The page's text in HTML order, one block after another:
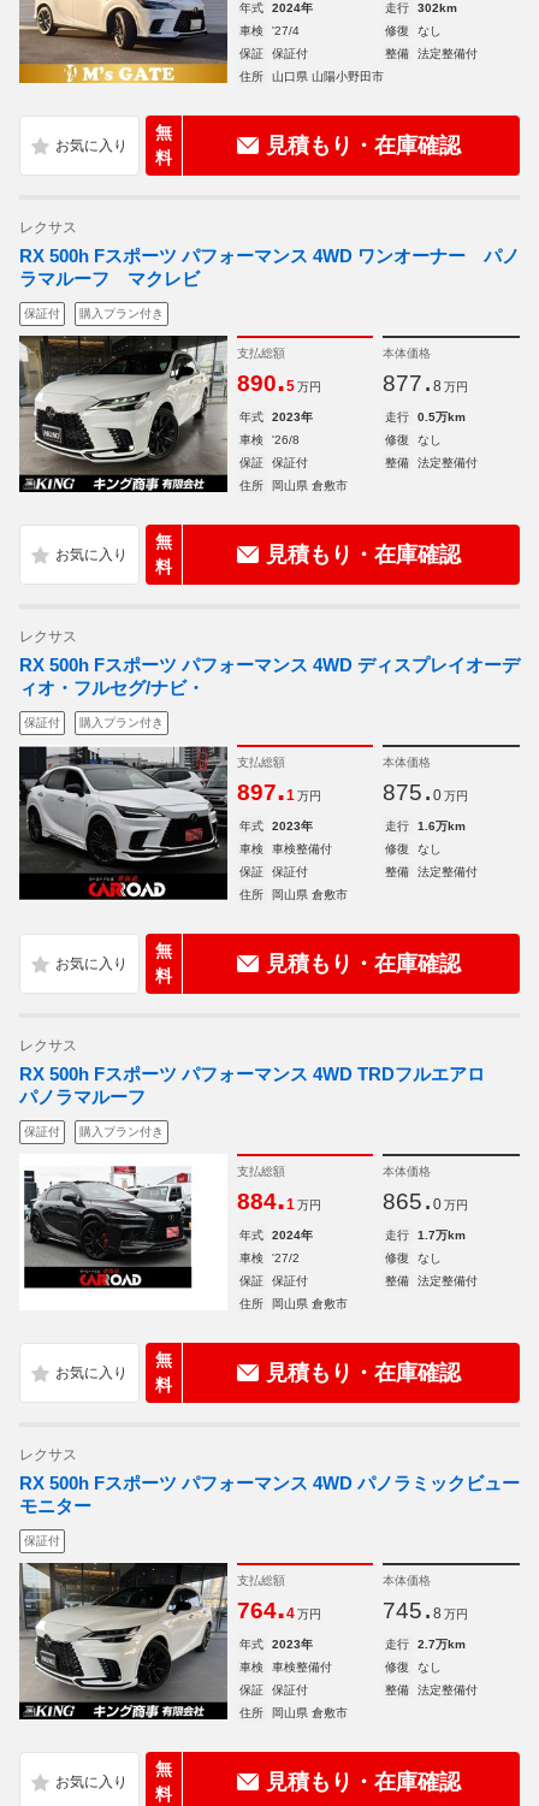
年式 2024年 走行
302km
車検
'27/4 修復
なし
保証
保証付 整備
法定整備付
住所
山口県 山陽小野田市
無
料
見積もり・在庫確認
レクサス
RX 500h Fスポーツ パフォーマンス 4WD ワンオーナー パノ
ラマルーフ マクレビ
保証付 購入プラン付き
支払総額
890.5 万円
本体価格
877. 8 万円
年式 2023年 走行
0.5万km
車検
'26/8 修復
なし
保証
保証付 整備
法定整備付
住所
岡山県 倉敷市
無
料
見積もり・在庫確認
レクサス
RX 500h Fスポーツ パフォーマンス 4WD ディスプレイオーデ
ィオ・フルセグ/ナビ・
保証付 購入プラン付き
支払総額
897.1 万円
本体価格
875. 0 万円
年式 2023年 走行
1.6万km
車検
車検整備付 修復
なし
保証
保証付 整備
法定整備付
住所
岡山県 倉敷市
無
料
見積もり・在庫確認
レクサス
RX 500h Fスポーツ パフォーマンス 4WD TRDフルエアロ
パノラマルーフ
保証付 購入プラン付き
支払総額
884.1 万円
本体価格
865. 0 万円
年式 2024年 走行
1.7万km
車検
'27/2 修復
なし
保証
保証付 整備
法定整備付
住所
岡山県 倉敷市
無
料
見積もり・在庫確認
レクサス
RX 500h Fスポーツ パフォーマンス 4WD パノラミックビュー
モニター
保証付
支払総額
764.4 万円
本体価格
745. 8 万円
年式 2023年 走行
2.7万km
車検
車検整備付 修復
なし
保証
保証付 整備
法定整備付
住所
岡山県 倉敷市
無
料
見積もり・在庫確認